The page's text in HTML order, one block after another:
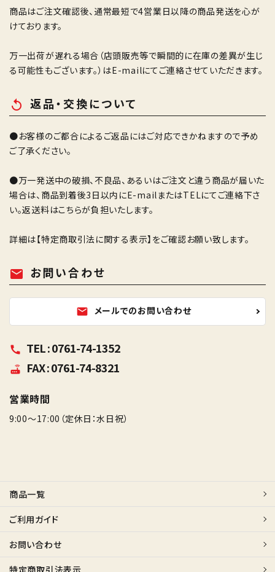
商品はご注文確認後、通常最短で4営業日以降の商品発送を心が
けております。
万一出荷が遅れる場合（店頭販売等で瞬間的に在庫の差異が生じ
る可能性もございます。）はE-mailにてご連絡させていただきます。
replay 返品・交換について
●お客様のご都合によるご返品にはご対応できかねますので予め
ご了承ください。
●万一発送中の破損、不良品、あるいはご注文と違う商品が届いた
場合は、商品到着後3日以内にE-mailまたはTELにてご連絡下さ
い。返送料はこちらが負担いたします。
詳細は【特定商取引法に関する表示】 をご確認お願い致します。
mail お問い合わせ
mail メールでのお問い合わせ
call TEL : 0761-74-1352
router FAX : 0761-74-8321
営業時間
9:00～17:00（定休日：水日祝）
商品一覧
ご利用ガイド
お問い合わせ